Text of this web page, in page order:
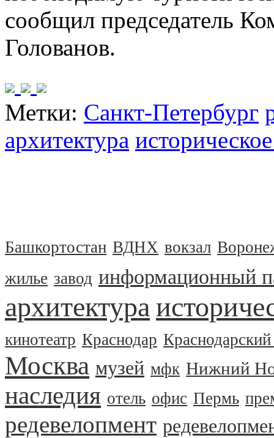
сообщил председатель
Голованов.
Метки: Санкт-Петербург
архитектура
Башкортостан ВДНХ вокзал
жилье завод информационный
архитектура
кинотеатр Краснодар
Москва музей мфк Нижний
наследия отель офис Пермь
редевелопмент